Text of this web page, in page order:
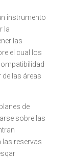
instrumento
la
las
el cual los
las áreas
de
sobre las
las reservas